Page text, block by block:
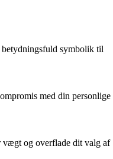
betydningsfuld symbolik til
med din personlige
og overflade dit valg af